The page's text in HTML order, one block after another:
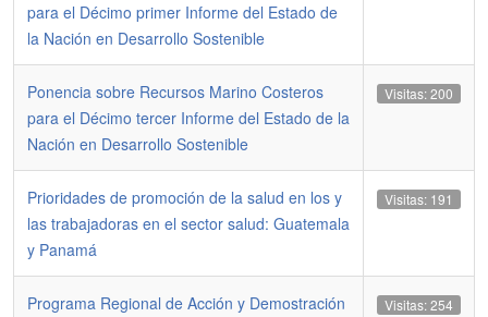
para el Décimo primer Informe del Estado de
la Nación en Desarrollo Sostenible
Ponencia sobre Recursos Marino Costeros
para el Décimo tercer Informe del Estado de la
Nación en Desarrollo Sostenible
Visitas: 200
Prioridades de promoción de la salud en los y
las trabajadoras en el sector salud: Guatemala
y Panamá
Visitas: 191
Programa Regional de Acción y Demostración
Visitas: 254